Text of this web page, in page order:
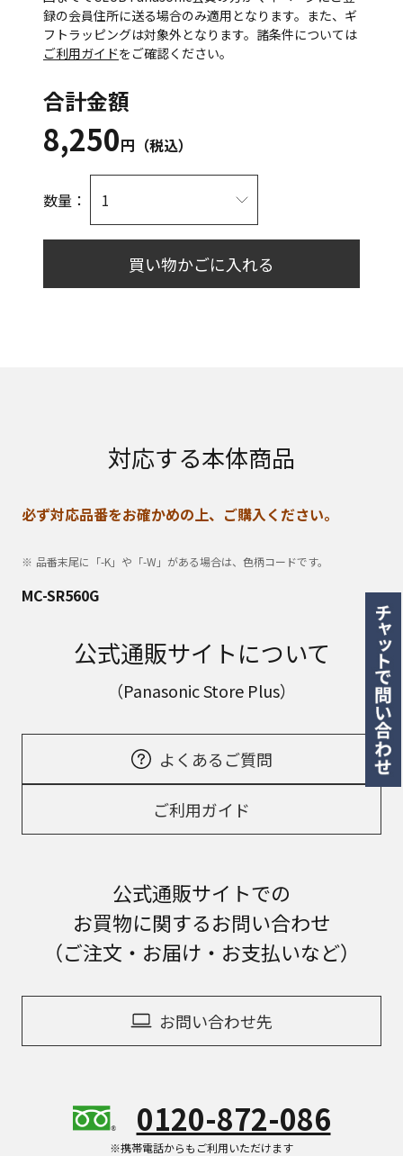
録の会員住所に送る場合のみ適用となります。また、ギ
フトラッピングは対象外となります。諸条件については
ご利用ガイドをご確認ください。
合計金額
8,250円（税込）
数量：
買い物かごに入れる
対応する本体商品
必ず対応品番をお確かめの上、ご購入ください。
品番末尾に「-K」や「-W」がある場合は、色柄コードです。
MC-SR560G
公式通販サイトについて
（Panasonic Store Plus）
よくあるご質問
ご利用ガイド
公式通販サイトでの
お買物に関するお問い合わせ
（ご注文・お届け・お支払いなど）
お問い合わせ先
0120-872-086
※携帯電話からもご利用いただけます